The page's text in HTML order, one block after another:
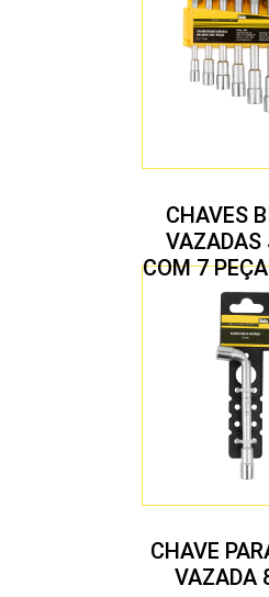
CHAVES
VAZADAS
COM 7
MM
CHAVE
VAZADA